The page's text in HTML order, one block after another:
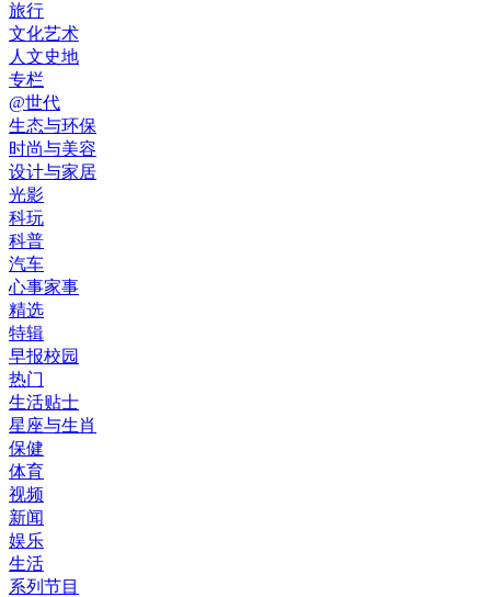
旅行
文化艺术
人文史地
专栏
@世代
生态与环保
时尚与美容
设计与家居
光影
科玩
科普
汽车
心事家事
精选
特辑
早报校园
热门
生活贴士
星座与生肖
保健
体育
视频
新闻
娱乐
生活
系列节目